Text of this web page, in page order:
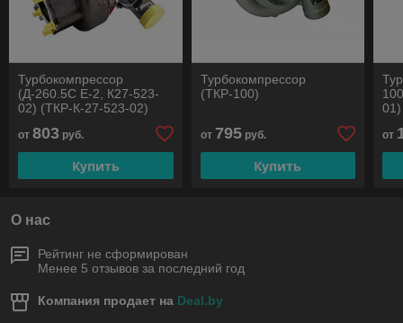
Турбокомпрессор
(Д-260.5С Е-2, К27-523-
02) (ТКР-К-27-523-02)
от 803 руб.
Купить
Турбокомпрессор
(ТКР-100)
от 795руб.
Купить
от
О нас
Рейтинг не сформирован
Менее 5 отзывов за последний год
Компания продает на Deal.by